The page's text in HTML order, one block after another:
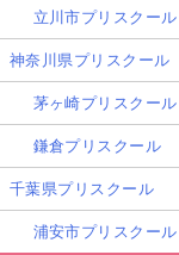
立川市プリスクール
神奈川県プリスクール
茅ヶ崎プリスクール
鎌倉プリスクール
千葉県プリスクール
浦安市プリスクール